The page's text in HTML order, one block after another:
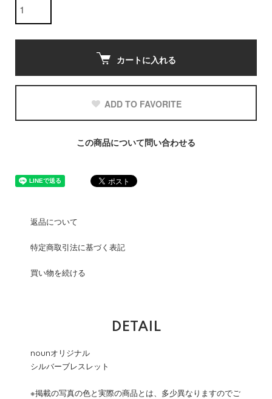
カートに入れる
ADD TO FAVORITE
この商品について問い合わせる
返品について
特定商取引法に基づく表記
買い物を続ける
DETAIL
nounオリジナル
シルバーブレスレット
※掲載の写真の色と実際の商品とは、多少異なりますのでご